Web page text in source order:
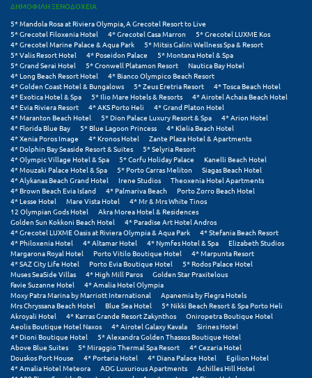
Σύβοτα
Σύμη
Σύρος
Σχοινούσα
Τ
Τζουμέρκα
Τήνος
Τολό
Τριζόνια Φωκίδος
Τρίκαλα
Τρίκαλα Κορινθίας
Τρίπολη
Τυρός
ΔΗΜΟΦΙΛΗ ΞΕΝΟΔΟΧΕΙΑ
5* Mandola Rosa at Riviera Olympia, A Grecotel Resort to Live
5* Grecotel Filoxenia Hotel
4* Grecotel Casa Marron
5* Grecotel LUXME Kos
4* Grecotel Marine Palace & Aqua Park
5* Mitsis Galini Wellness Spa & Resort
5* Valis Resort Hotel
4* Poseidon Palace
5* Montana Hotel & Spa
5* Grand Serai Hotel
5* Cronwell Platamon Resort
Nautica Bay Hotel
4* Long Beach Resort Hotel
4* Bianco Olympico Beach Resort
4* Golden Coast Hotel & Bungalows
5* Zeus Eretria Resort
4* Tosca Beach Hotel
4* Exotica Hotel & Spa
5* Ilio Mare Hotels & Resorts
4* Airotel Achaia Beach Hotel
4* Evia Riviera Resort
4* AKS Porto Heli
4* Grand Platon Hotel
4* Maranton Beach Hotel
5* Dion Palace Luxury Resort & Spa
4* Arion Hotel
4* Florida Blue Bay
5* Blue Lagoon Princess
4* Klelia Beach Hotel
4* Xenia Poros Image
4* Kronos Hotel
Zante Plaza Hotel & Apartments
4* Dolphin Bay Seaside Resort & Suites
5* Selyria Resort
4* Olympic Village Hotel & Spa
5* Corfu Holiday Palace
Kanelli Beach Hotel
4* Mouzaki Palace Hotel & Spa
5* Porto Carras Meliton
Siagas Beach Hotel
4* Alykanas Beach Grand Hotel
Irene Studios
Theoxenia Hotel Apartments
4* Brown Beach Evia Island
4* Palmariva Beach
Porto Zorro Beach Hotel
4* Lesse Hotel
Mare Vista Hotel
4* Mr & Mrs White Tinos
12 Olympian Gods Hotel
Akra Morea Hotel & Residences
Golden Sun Kokkoni Beach Hotel
4* Paradise Art Hotel Andros
4* Grecotel LUXME Oasis at Riviera Olympia & Aqua Park
4* Stefania Beach Resort
4* Philoxenia Hotel
4* Altamar Hotel 4* Nymfes Hotel & Spa
Elizabeth Studios
Margarona Royal Hotel
Porto Vitilo Boutique Hotel
4* Marpunta Resort
4* SAZ City Life Hotel
Porto Evia Boutique Hotel
5* Rodos Palace Hotel
Muses SeaSide Villas
4* High Mill Paros
Golden Star Praxitelous
Favie Suzanne Hotel
4* Amalia Hotel Olympia
Moxy Patra Marina by Marriott International
Apanemia by Flegra Hotels
Mrs Chryssana Beach Hotel
Blue Sea Hotel
5* Nikki Beach Resort & Spa Porto Heli
Akroyali Hotel
4* Karras Grande Resort Zakynthos
Oniropetra Boutique Hotel
Aeolis Boutique Hotel Naxos
4* Airotel Galaxy Kavala
Sirines Hotel
4* Dioni Boutique Hotel
5* Alexandra Golden Thassos Boutique Hotel
Above Blue Suites
5* Miraggio Thermal Spa Resort
4* Cezaria Hotel
Douskos Port House
4* Portaria Hotel 4* Diana Palace Hotel
Egilion Hotel
4* Amalia Hotel Meteora
ADG Luxurious Apartments
Achilles Hill Hotel